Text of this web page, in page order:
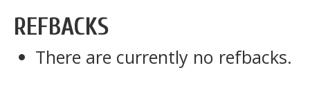
REFBACKS
There are currently no refbacks.